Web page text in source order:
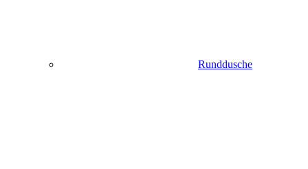
Runddusche